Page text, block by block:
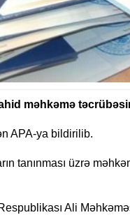
məhkəmə
APA-ya bildirilib.
tanınması üzrə
Ali